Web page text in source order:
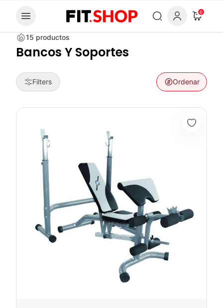
0
15 productos
Bancos Y Soportes
Filters Ordenar
Banco Olímpico Multiposición BH3660B - Sport Fitness 71342